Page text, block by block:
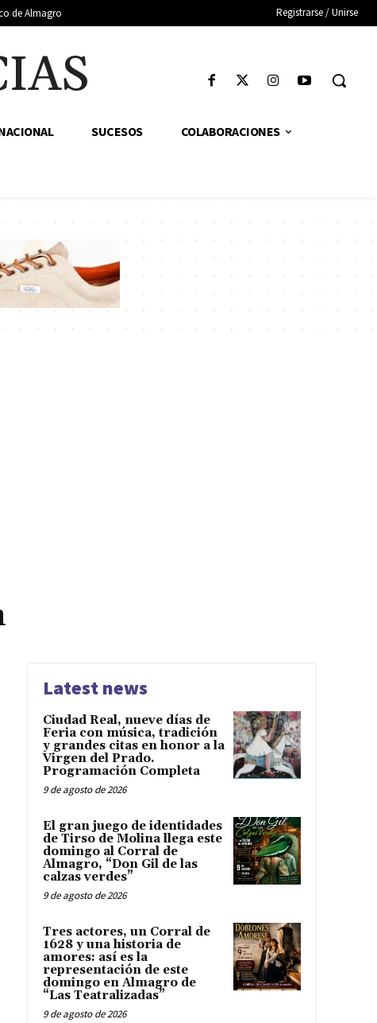
de Almagro Registrarse / Unirse
SUCESOS COLABORACIONES
Latest news
Ciudad Real, nueve días de
Feria con música, tradición
y grandes citas en honor a la
Virgen del Prado.
Programación Completa
9 de agosto de 2026
El gran juego de identidades
de Tirso de Molina llega este
domingo al Corral de
Almagro, “Don Gil de las
calzas verdes”
9 de agosto de 2026
Tres actores, un Corral de
1628 y una historia de
amores: así es la
representación de este
domingo en Almagro de
“Las Teatralizadas”
9 de agosto de 2026